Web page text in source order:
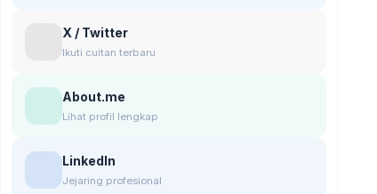
X / Twitter
Ikuti cuitan terbaru
About.me
Lihat profil lengkap
LinkedIn
Jejaring profesional